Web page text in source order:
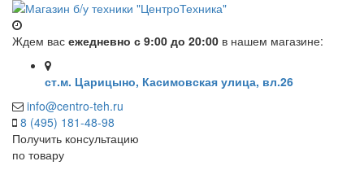
Ждем вас ежедневно с 9:00 до 20:00 в нашем магазине:
ст.м. Царицыно, Касимовская улица, вл.26
info@centro-teh.ru
8 (495) 181-48-98
Получить консультацию
по товару